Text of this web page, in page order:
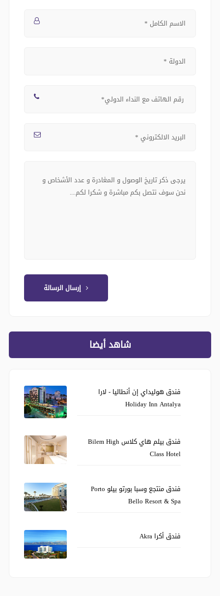
إرسال الرسالة
شاهد أيضا
فندق هوليداي إن أنطاليا - لارا
Holiday Inn Antalya
فندق بيلم هاي كلاس Bilem High
Class Hotel
فندق منتجع وسبا بورتو بيلو Porto
Bello Resort & Spa
فندق أكرا Akra